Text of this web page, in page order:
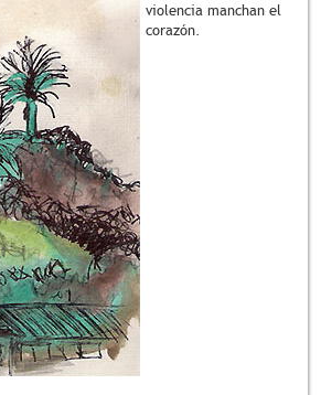
violencia manchan el
corazón.